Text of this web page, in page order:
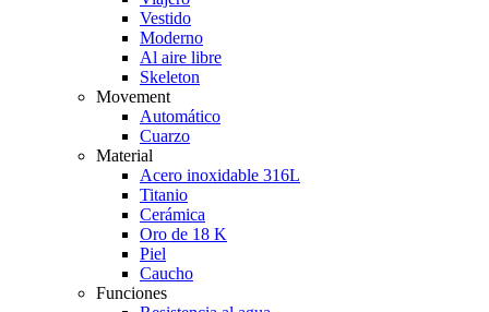
Vestido
Moderno
Al aire libre
Skeleton
Movement
Automático
Cuarzo
Material
Acero inoxidable 316L
Titanio
Cerámica
Oro de 18 K
Piel
Caucho
Funciones